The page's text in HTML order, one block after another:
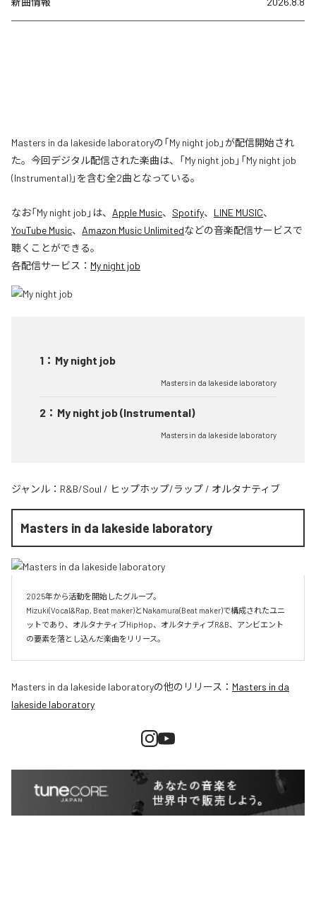
Masters in da lakeside laboratoryの「My night job」が配信開始され
た。今回デジタル配信された楽曲は、「My night job」「My night job
(Instrumental)」を含む全2曲となっている。
なお「My night job 」は、 Apple Music、 Spotify、 LINE MUSIC、
YouTube Music、 Amazon Music Unlimitedなどの音楽配信サービスで
聴くことができる。
各配信サービス： My night job
1 ： My night job
Masters in da lakeside laboratory
2 ： My night job (Instrumental)
Masters in da lakeside laboratory
ジャンル： R&B/Soul / ヒップホップ/ラップ / オルタナティブ
Masters in da lakeside laboratory
2025年から活動を開始したグループ。
Mizuki(Vocal&Rap, Beat maker)とNakamura(Beat maker)で構成されたユニ
ットであり、オルタナティブHipHop、オルタナティブR&B、アンビエント
Masters in da lakeside laboratoryの他のリリース： Masters in da
lakeside laboratory